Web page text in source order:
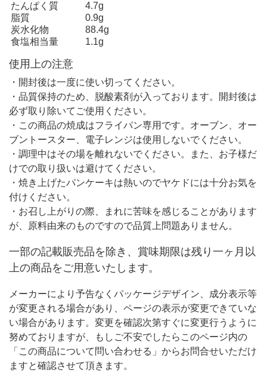
たんぱく質
4.7g
脂質
0.9g
炭水化物
88.4g
食塩相当量
1.1g
使用上の注意
・開封後は一度に使い切ってください。
・品質保持のため、脱酸素剤が入っております。開封後は
必ず取り除いてご使用ください。
・この商品の焼成はフライパン専用です。オーブン、オー
ブントースター、電子レンジは使用しないでください。
・調理中はその場を離れないでください。また、お子様だ
けでの取り扱いは避けてください。
・焼き上げたパンケーキは熱いのでヤケドには十分お気を
付けください。
・お召し上がりの際、まれに苦味を感じることがあります
が、原料由来のものですので品質上問題ありません。
一部の記載販売品を除き、賞味期限は残り一ヶ月以
上の商品をご用意いたします。
メーカーにより予告なくパッケージデザイン、成分表示等
が変更される場合があり、ページの表示が変更できていな
い場合があります。変更を確認次第すぐに変更行うように
努めておりますが、もしご不安でしたらこのページ内の
「この商品について問い合わせる」からお問合せいただけ
ますと確認させて頂きます。